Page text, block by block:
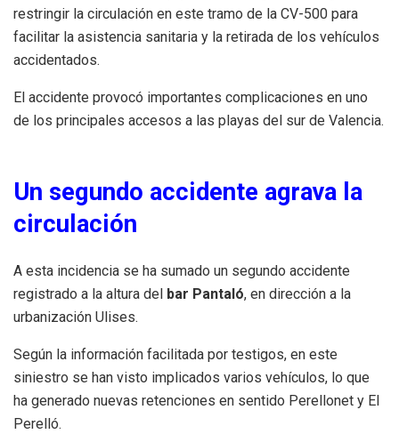
restringir la circulación en este tramo de la CV-500 para
facilitar la asistencia sanitaria y la retirada de los vehículos
accidentados.
El accidente provocó importantes complicaciones en uno
de los principales accesos a las playas del sur de Valencia.
Un segundo accidente agrava la
circulación
A esta incidencia se ha sumado un segundo accidente
registrado a la altura del bar Pantaló, en dirección a la
urbanización Ulises.
Según la información facilitada por testigos, en este
siniestro se han visto implicados varios vehículos, lo que
ha generado nuevas retenciones en sentido Perellonet y El
Perelló.